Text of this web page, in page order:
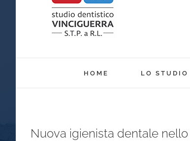
HOME LO STUDIO
Nuova igienista dentale